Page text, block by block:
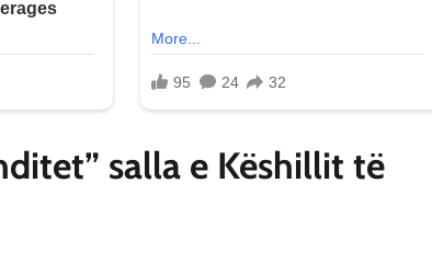
salla e Këshillit të